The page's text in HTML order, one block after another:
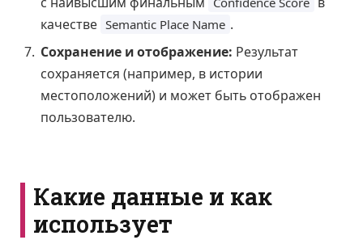
качестве Semantic Place Name .
Сохранение и отображение: Результат
сохраняется (например, в истории
местоположений) и может быть отображен
пользователю.
Какие данные и как
использует